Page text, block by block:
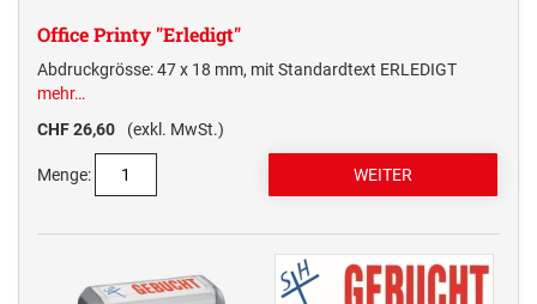
Office Printy "Erledigt"
Abdruckgrösse: 47 x 18 mm, mit Standardtext ERLEDIGT
mehr…
CHF 26,60
(exkl. MwSt.)
Menge: